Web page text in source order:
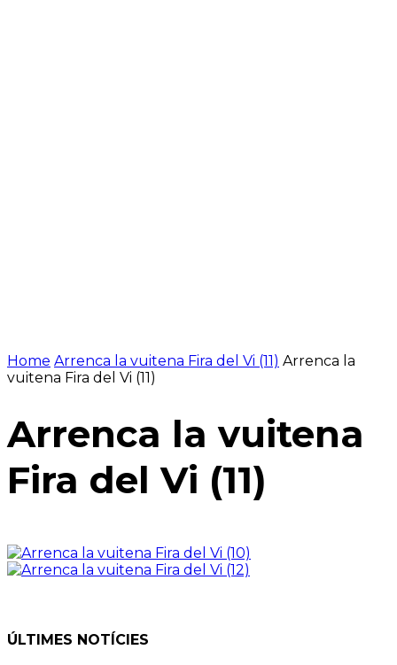
Home Arrenca la vuitena Fira del Vi (11) Arrenca la
vuitena Fira del Vi (11)
Arrenca la vuitena
Fira del Vi (11)
ÚLTIMES NOTÍCIES